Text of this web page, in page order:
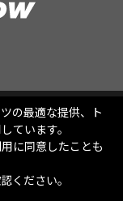
の最適な提供、ト
ています。
に同意したことも
ください。